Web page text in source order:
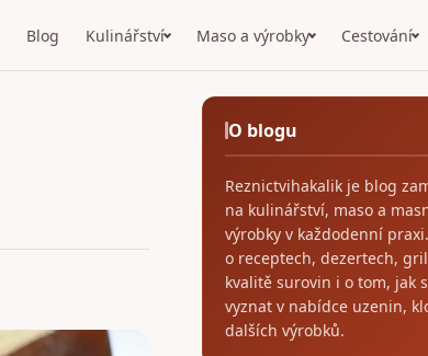
Blog Kulinářství Maso a výrobky Cestování
O blogu
Reznictvihakalik je blog
na kulinářství, maso a
výrobky v každodenní
o receptech, dezertech,
kvalitě surovin i o tom, jak
vyznat v nabídce uzenin,
dalších výrobků.